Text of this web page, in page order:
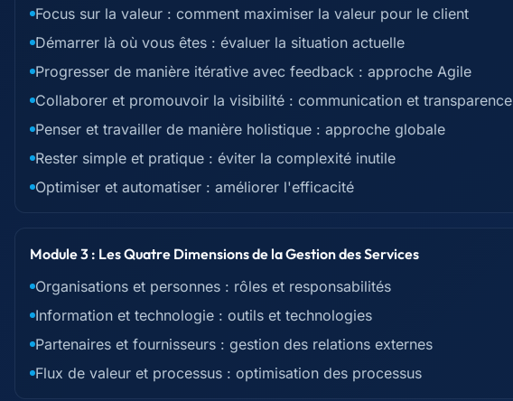
Focus sur la valeur : comment maximiser la valeur pour le client
Démarrer là où vous êtes : évaluer la situation actuelle
Progresser de manière itérative avec feedback : approche Agile
Collaborer et promouvoir la visibilité : communication et transparence
Penser et travailler de manière holistique : approche globale
Rester simple et pratique : éviter la complexité inutile
Optimiser et automatiser : améliorer l'efficacité
Module 3 : Les Quatre Dimensions de la Gestion des Services
Organisations et personnes : rôles et responsabilités
Information et technologie : outils et technologies
Partenaires et fournisseurs : gestion des relations externes
Flux de valeur et processus : optimisation des processus